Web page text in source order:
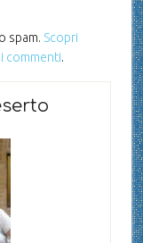
spam. Scopri
commenti.